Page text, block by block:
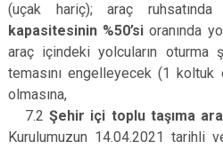
(uçak hariç); araç
kapasitesinin %50’si oranında
araç içindeki yolcuların oturma
temasını engelleyecek (1
olmasına,
7.2Şehir içi toplu taşıma
Kurulumuzun 14.04.2021 tarihli